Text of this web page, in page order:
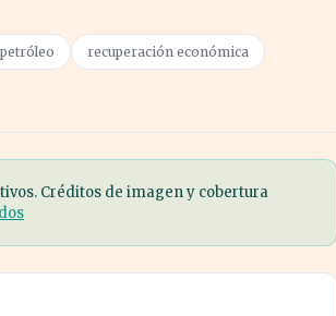
recuperación económica
Créditos de imagen y cobertura